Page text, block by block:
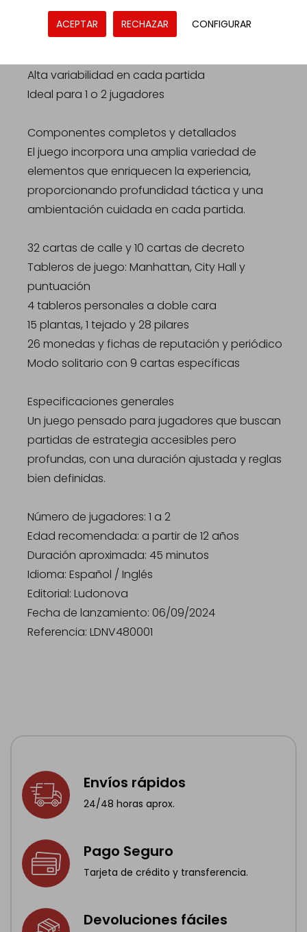
cada partida resulta diferente y desafiante.
Alta variabilidad en cada partida
Ideal para 1 o 2 jugadores
Componentes completos y detallados
El juego incorpora una amplia variedad de
elementos que enriquecen la experiencia,
proporcionando profundidad táctica y una
ambientación cuidada en cada partida.
32 cartas de calle y 10 cartas de decreto
Tableros de juego: Manhattan, City Hall y
puntuación
4 tableros personales a doble cara
15 plantas, 1 tejado y 28 pilares
26 monedas y fichas de reputación y periódico
Modo solitario con 9 cartas específicas
Especificaciones generales
Un juego pensado para jugadores que buscan
partidas de estrategia accesibles pero
profundas, con una duración ajustada y reglas
bien definidas.
Número de jugadores: 1 a 2
Edad recomendada: a partir de 12 años
Duración aproximada: 45 minutos
Idioma: Español / Inglés
Editorial: Ludonova
Fecha de lanzamiento: 06/09/2024
Referencia: LDNV480001
Envíos rápidos
24/48 horas aprox.
Pago Seguro
Tarjeta de crédito y transferencia.
Devoluciones fáciles
ACEPTAR RECHAZAR CONFIGURAR